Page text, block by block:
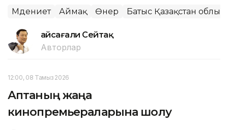
Мәдениет Аймақ Өнер Батыс Қазақстан
Ғайсағали Сейтақ
Авторлар
12:00, 08 Тамыз 2026
Аптаның жаңа
кинопремьераларына шолу